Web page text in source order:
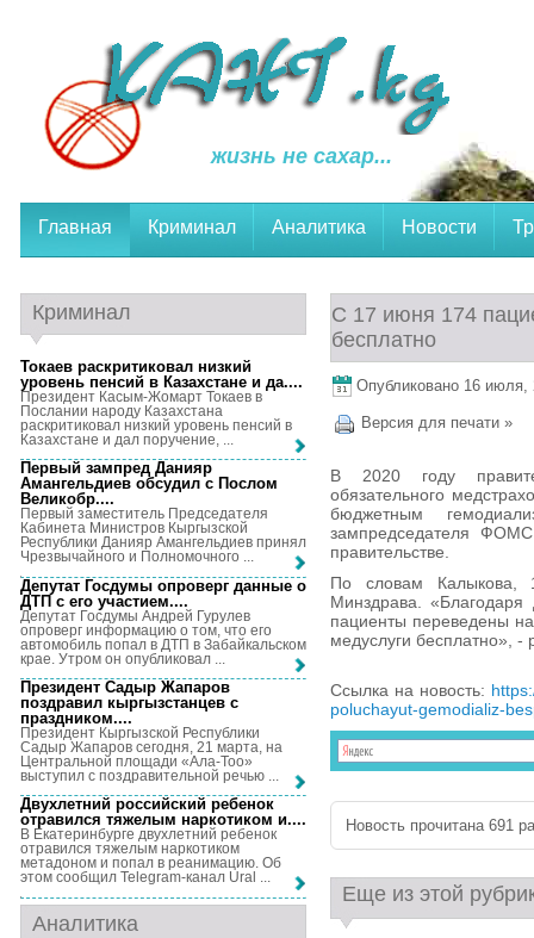
жизнь не сахар...
Главная Криминал Аналитика Новости
С 17 июня 174
бесплатно
Опубликовано 16 июля,
Версия для печати »
В 2020 году
обязательного
бюджетным
зампредседателя
правительстве.
По словам Калыкова,
Минздрава.
пациенты переведены
медуслуги бесплатно», -
Ссылка на новость:
poluchayut-gemodializ-
Новость прочитана 691
Еще из этой
Криминал
Токаев раскритиковал низкий
уровень пенсий в Казахстане и да....
Президент Касым-Жомарт Токаев в
Послании народу Казахстана
раскритиковал низкий уровень пенсий в
Казахстане и дал поручение, ...
Первый зампред Данияр
Амангельдиев обсудил с Послом
Великобр....
Первый заместитель Председателя
Кабинета Министров Кыргызской
Республики Данияр Амангельдиев принял
Чрезвычайного и Полномочного ...
Депутат Госдумы опроверг данные о
ДТП с его участием....
Депутат Госдумы Андрей Гурулев
опроверг информацию о том, что его
автомобиль попал в ДТП в Забайкальском
крае. Утром он опубликовал ...
Президент Садыр Жапаров
поздравил кыргызстанцев с
праздником....
Президент Кыргызской Республики
Садыр Жапаров сегодня, 21 марта, на
Центральной площади «Ала-Тоо»
выступил с поздравительной речью ...
Двухлетний российский ребенок
отравился тяжелым наркотиком и....
В Екатеринбурге двухлетний ребенок
отравился тяжелым наркотиком
метадоном и попал в реанимацию. Об
этом сообщил Telegram-канал Ural ...
Аналитика